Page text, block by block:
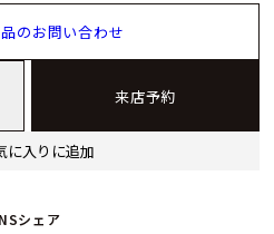
アルカレンダー
ステンレススティール製。ここ
ラップにクアンタムグレーとグ
た同じように、ローレット加工
「クル・トリアンギュレール」
水で、３時位置から９時位置の
のお問い合わせ
来店予約
に入りに追加
シェア